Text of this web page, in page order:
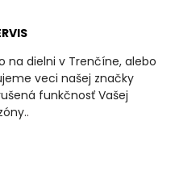
na dielni v Trenčíne, alebo
veci našej značky
funkčnosť Vašej
.